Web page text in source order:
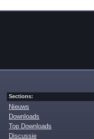
Sections:
Nieuws
Downloads
Top Downloads
Discussie